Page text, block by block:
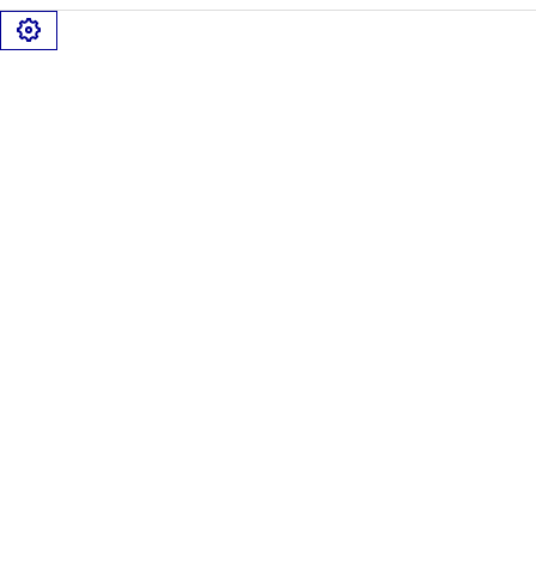
Gérer les cookies